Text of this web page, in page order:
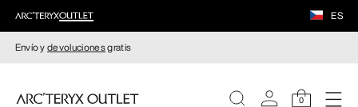
ES
Envío ydevolucionesgratis
0